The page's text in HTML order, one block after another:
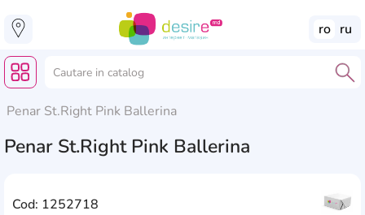
ro ru
Penar St.Right Pink Ballerina
Penar St.Right Pink Ballerina
Cod: 1252718